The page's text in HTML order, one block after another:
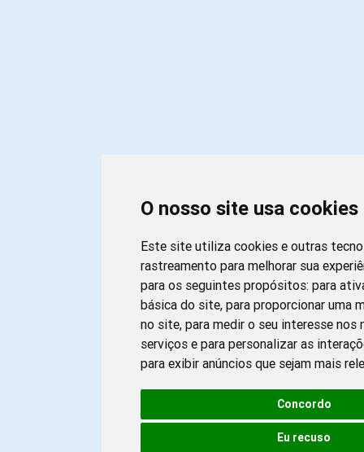
O nosso site usa cookies
Este site utiliza cookies e outras
rastreamento para melhorar sua
para os seguintes propósitos: para
básica do site, para proporcionar uma
no site, para medir o seu interesse nos
serviços e para personalizar as
para exibir anúncios que sejam mais
Concordo
Eu recuso